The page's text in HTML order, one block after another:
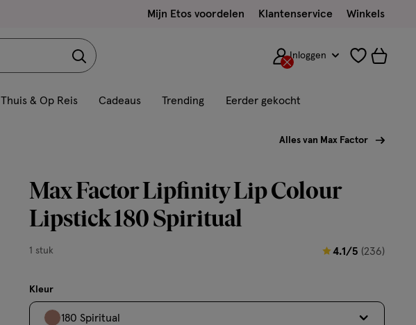
Mijn Etos voordelen Klantenservice Winkels
Inloggen
Thuis & Op Reis Cadeaus Trending Eerder gekocht
Alles van Max Factor
Max Factor Lipfinity Lip Colour
Lipstick 180 Spiritual
11 stuk 4.1/5 (236)
4.1
sterren
Kleur
180 Spiritual